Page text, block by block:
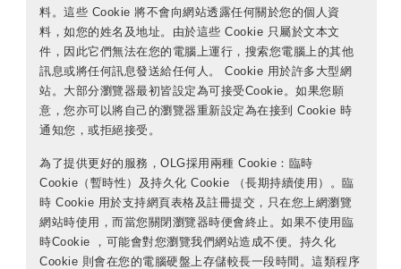
料。這些 Cookie 將不會向網站透露任何關於您的個人資
料，如您的姓名及地址。由於這些 Cookie 只屬於文本文
件，因此它們無法在您的電腦上運行，搜索您電腦上的其他
訊息或將任何訊息發送給任何人。 Cookie 用於許多大型網
站。大部分瀏覽器最初皆設定為可接受Cookie。如果您願
意，您亦可以將自己的瀏覽器重新設定為在接到 Cookie 時
通知您，或拒絕接受。
為了提供更好的服務，OLG採用兩種 Cookie：臨時
Cookie（暫時性）及持久化 Cookie （長期持續使用）。臨
時 Cookie 用於支持網頁表格及註冊提交，只在您上網瀏覽
網站時使用，而當您關閉瀏覽器時便會終止。如果不使用臨
時Cookie ，可能會對您瀏覽我們網站造成不便。持久化
Cookie 則會在您的電腦硬盤上存儲較長一段時間。這類程序